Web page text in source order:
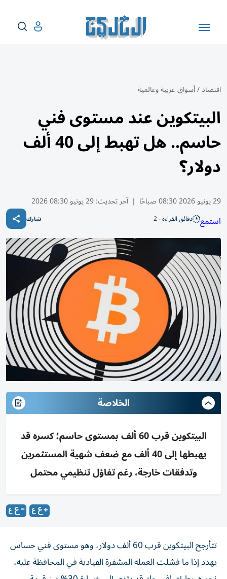
اقتصاد/أسواق عربية وعالمية
البيتكوين عند مستوى فني
حاسم.. هل تهبط إلى 40 ألف
دولار؟
29 يونيو 2026 08:30 صباحًا | آخر تحديث:29 يونيو 08:30 2026
استمع دقائق القراءة - 2 شارك
الخلاصة
البيتكوين قرب 60 ألف بمستوى حاسم؛ كسره قد
يهبطها إلى 40 ألف مع ضعف شهية المستثمرين
وتدفقات خارجة، رغم تفاؤل تنظيمي محتمل
تتأرجح البيتكوين قرب 60 ألف دولار، وهو مستوى فني حساس
يهدد إذا ما فشلت العملة المشفرة القيادية في المحافظة عليه،